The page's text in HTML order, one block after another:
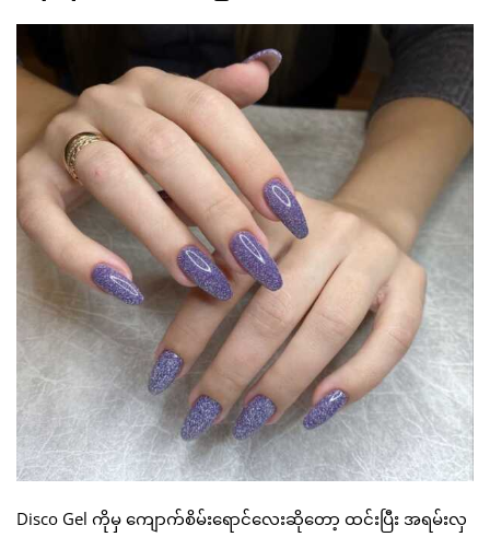
Disco Gel ကိုမှ ကျောက်စိမ်းရောင်လေးဆိုတော့ ထင်းပြီး အရမ်းလှ